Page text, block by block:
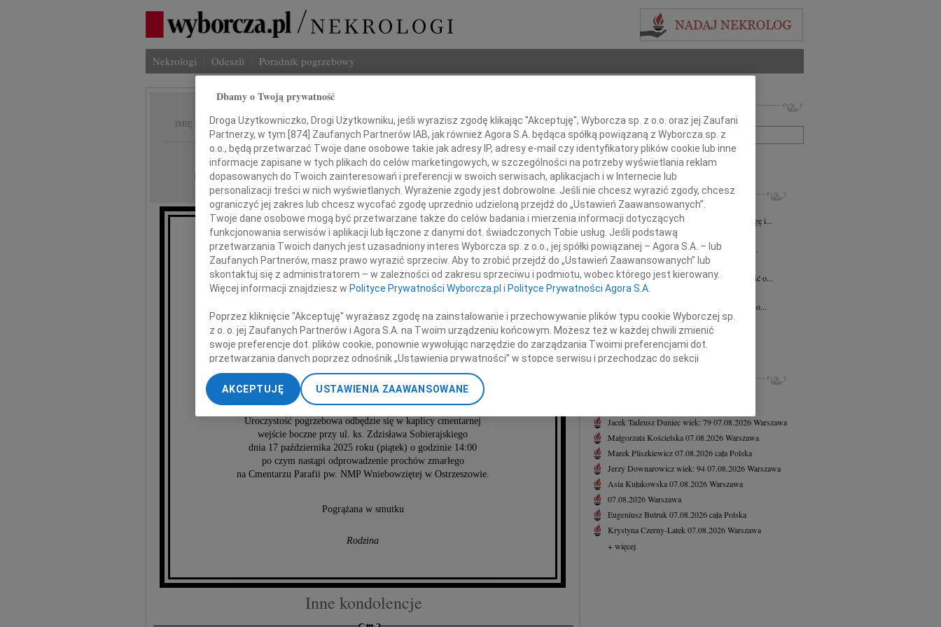
Nekrologi Odeszli Poradnik pogrzebowy
IMIĘ I NAZWISKO: Ryszard Pregiel
REGION: Katowice
DATA EMISJI: 08.10.2025
Z głębokim żalem zawiadamiamy,
że dnia 16 września 2025 roku w wieku 90 lat,
odszedł od nas do Wieczności, nieodżałowany
Ryszard Pregiel
Uroczystość pogrzebowa odbędzie się w kaplicy cmentarnej
wejście boczne przy ul. ks. Zdzisława Sobierajskiego
dnia 17 października 2025 roku (piątek) o godzinie 14:00
po czym nastąpi odprowadzenie prochów zmarłego
na Cmentarzu Parafii pw. NMP Wniebowziętej w Ostrzeszowie.
Pogrążana w smutku
Rodzina
Inne kondolencje
Imię i nazwisko lub numer ogłoszenia:
+ szukanie zaawansowane
INNE NEKROLOGI
07.08.2026Katowice
Z wielkim smutkiem żegnamy naszego Kolegę i...
06.08.2026Katowice
Drogiej Koleżance Sabinie Kacan składamy...
Marcin Kurek 24.07.2026 Katowice
Z głębokim smutkiem przyjęliśmy wiadomość o...
Tadeusz Zając
Z głębokim smutkiem przyjąłem wiadomość o...
02.07.2026Katowice
Drogi Krystianie z ogromnym smutkiem...
+ więcej
Jacek Tadeusz Duniecwiek: 7907.08.2026Warszawa
Małgorzata Kościelska07.08.2026Warszawa
Marek Pliszkiewicz07.08.2026cała Polska
Jerzy Downarowiczwiek: 9407.08.2026Warszawa
Asia Kułakowska07.08.2026Warszawa
07.08.2026Warszawa
Eugeniusz Butruk 07.08.2026cała Polska
Krystyna Czerny-Latek 07.08.2026Warszawa
+ więcej
Dbamy o Twoją prywatność
Droga Użytkowniczko, Drogi Użytkowniku, jeśli wyrazisz zgodę klikając "Akceptuję", Wyborcza sp. z o.o. oraz jej Zaufani
Partnerzy, w tym [ 874 ] Zaufanych Partnerów IAB, jak również Agora S.A. będąca spółką powiązaną z Wyborcza sp. z
o.o., będą przetwarzać Twoje dane osobowe takie jak adresy IP, adresy e-mail czy identyfikatory plików cookie lub inne
informacje zapisane w tych plikach do celów marketingowych, w szczególności na potrzeby wyświetlania reklam
dopasowanych do Twoich zainteresowań i preferencji w swoich serwisach, aplikacjach i w Internecie lub
personalizacji treści w nich wyświetlanych. Wyrażenie zgody jest dobrowolne. Jeśli nie chcesz wyrazić zgody, chcesz
ograniczyć jej zakres lub chcesz wycofać zgodę uprzednio udzieloną przejdź do „Ustawień Zaawansowanych”.
Twoje dane osobowe mogą być przetwarzane także do celów badania i mierzenia informacji dotyczących
funkcjonowania serwisów i aplikacji lub łączone z danymi dot. świadczonych Tobie usług. Jeśli podstawą
przetwarzania Twoich danych jest uzasadniony interes Wyborcza sp. z o.o., jej spółki powiązanej – Agora S.A. – lub
Zaufanych Partnerów, masz prawo wyrazić sprzeciw. Aby to zrobić przejdź do „Ustawień Zaawansowanych” lub
skontaktuj się z administratorem – w zależności od zakresu sprzeciwu i podmiotu, wobec którego jest kierowany.
Więcej informacji znajdziesz w Polityce Prywatności Wyborcza.pl i Polityce Prywatności Agora S.A.
Poprzez kliknięcie "Akceptuję" wyrażasz zgodę na zainstalowanie i przechowywanie plików typu cookie Wyborczej sp.
z o. o. jej Zaufanych Partnerów i Agora S.A. na Twoim urządzeniu końcowym. Możesz też w każdej chwili zmienić
swoje preferencje dot. plików cookie, ponownie wywołując narzędzie do zarządzania Twoimi preferencjami dot.
przetwarzania danych poprzez odnośnik „Ustawienia prywatności” w stopce serwisu i przechodząc do sekcji
„Ustawienia zaawansowane”. Zmiana ustawień plików cookie możliwa jest także za pomocą ustawień przeglądarki.
My, nasi Zaufani Partnerzy i Agora S.A. możemy przetwarzać dane osobowe w następujących celach:
dokładnych danych geolokalizacyjnych. Aktywne skanowanie charakterystyki urządzenia do celów identyfikacji.
Przechowywanie informacji na urządzeniu lub dostęp do nich. Spersonalizowane reklamy i treści, pomiar reklam i
treści, badnie odbiorców i ulepszanie usług.Lista Zaufanych Partnerów
USTAWIENIA ZAAWANSOWANE
AKCEPTUJĘ